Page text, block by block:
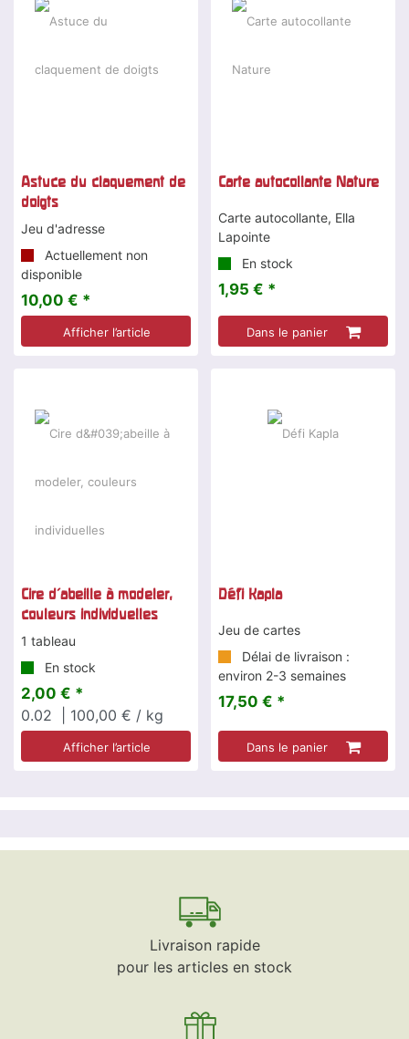
Astuce du claquement de
doigts
Jeu d'adresse
Actuellement non
disponible
10,00 € *
Afficher l’article
Carte autocollante Nature
Carte autocollante, Ella
Lapointe
En stock
1,95 € *
Dans le panier
Cire d'abeille à modeler,
couleurs individuelles
1 tableau
En stock
2,00 € *
0.02
| 100,00 € / kg
Afficher l’article
Défi Kapla
Jeu de cartes
Délai de livraison :
environ 2-3 semaines
17,50 € *
Dans le panier
Livraison rapide
pour les articles en stock